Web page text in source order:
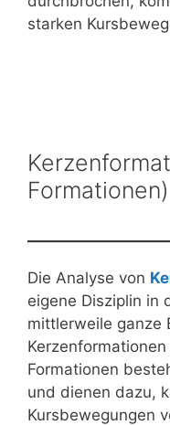
starken
Formationen)
Die Analyse von
eigene Disziplin in
mittlerweile ganze
Formationen
und dienen dazu,
Kursbewegungen